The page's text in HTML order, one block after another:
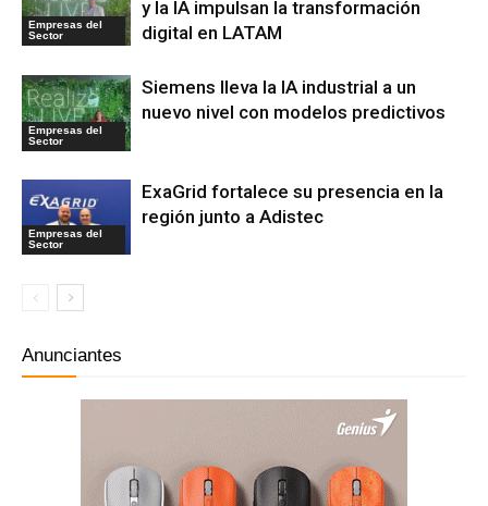
Empresas del
Sector
y la IA impulsan la transformación
digital en LATAM
Empresas del
Sector
Siemens lleva la IA industrial a un
nuevo nivel con modelos predictivos
Empresas del
Sector
ExaGrid fortalece su presencia en la
región junto a Adistec
Anunciantes